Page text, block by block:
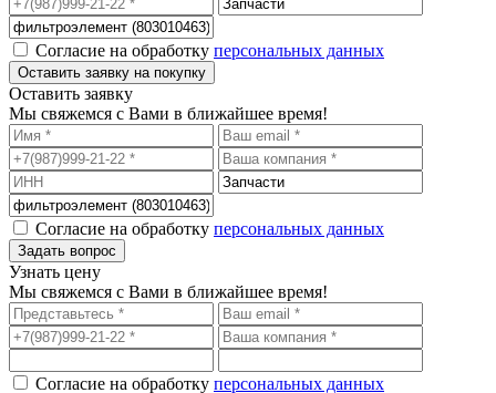
Согласие на обработку персональных данных
Оставить заявку
Мы свяжемся с Вами в ближайшее время!
Согласие на обработку персональных данных
Узнать цену
Мы свяжемся с Вами в ближайшее время!
Согласие на обработку персональных данных